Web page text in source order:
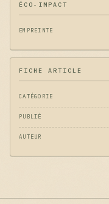
ÉCO-IMPACT
EMPREINTE
FICHE ARTICLE
CATÉGORIE
PUBLIÉ
AUTEUR